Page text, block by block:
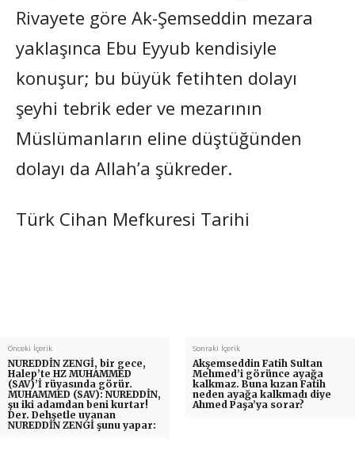
Rivayete göre Ak-Şemseddin mezara
yaklaşınca Ebu Eyyub kendisiyle
konuşur; bu büyük fetihten dolayı
şeyhi tebrik eder ve mezarının
Müslümanların eline düştüğünden
dolayı da Allah’a şükreder.
Türk Cihan Mefkuresi Tarihi
Önceki İçerik
NUREDDİN ZENGİ, bir gece,
Halep’te HZ MUHAMMED
(SAV)’İ rüyasında görür.
MUHAMMED (SAV): NUREDDİN,
şu iki adamdan beni kurtar!
Der. Dehşetle uyanan
NUREDDİN ZENGİ şunu yapar:
Sonraki İçerik
Akşemseddin Fatih Sultan
Mehmed’i görünce ayağa
kalkmaz. Buna kızan Fatih
neden ayağa kalkmadı diye
Ahmed Paşa’ya sorar?